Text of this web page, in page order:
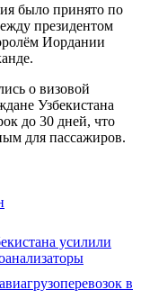
было принято по
президентом
Иордании
о визовой
Узбекистана
до 30 дней, что
для пассажиров.
усилили
в